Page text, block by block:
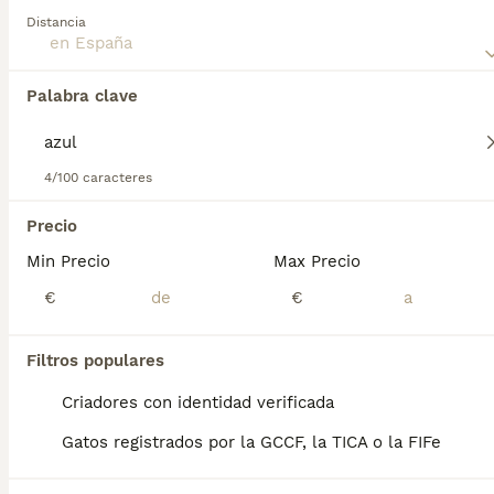
Distancia
Palabra clave
4/100 caracteres
Precio
Min Precio
€
Max Precio
€
Filtros populares
Criadores con identidad verificada
Gatos registrados por la GCCF, la TICA o la FIFe
todos los demás están fuera, por lo que siempre tiene
compañía. Lee nuestra página de consejos de compra de
Munchkin para obtener información sobre esta raza de
Si deseas exactamente esta búsqueda guarda tu
¿Cuánto vale un gato
Munchkin?